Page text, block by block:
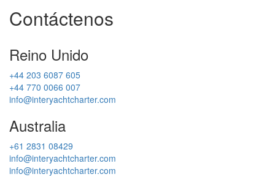
Contáctenos
Reino Unido
+44 203 6087 605
+44 770 0066 007
info@interyachtcharter.com
Australia
+61 2831 08429
info@interyachtcharter.com
info@interyachtcharter.com